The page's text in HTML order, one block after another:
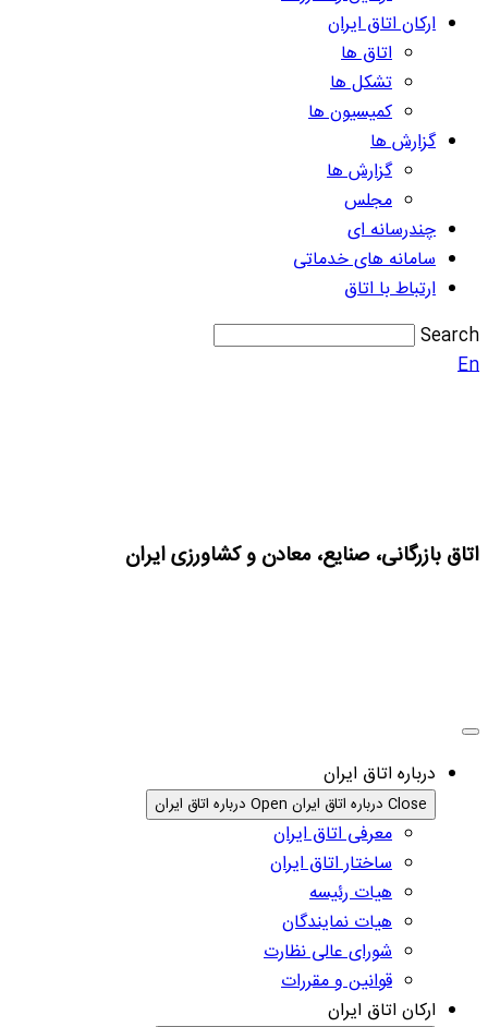
ارکان اتاق ایران
اتاق ها
تشکل ها
کمیسیون ها
گزارش ها
گزارش ها
مجلس
چندرسانه ای
سامانه های خدماتی
ارتباط با اتاق
Search
En
اتاق بازرگانی، صنایع، معادن و کشاورزی ایران
درباره اتاق ایران
Close درباره اتاق ایران Open درباره اتاق ایران
معرفی اتاق ایران
ساختار اتاق ایران
هیات رئیسه
هیات نمایندگان
شورای عالی نظارت
قوانین و مقررات
ارکان اتاق ایران